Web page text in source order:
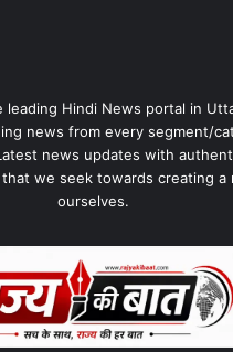
leading Hindi News portal in
news from every segment/
news updates with
we seek towards creating a
ourselves.